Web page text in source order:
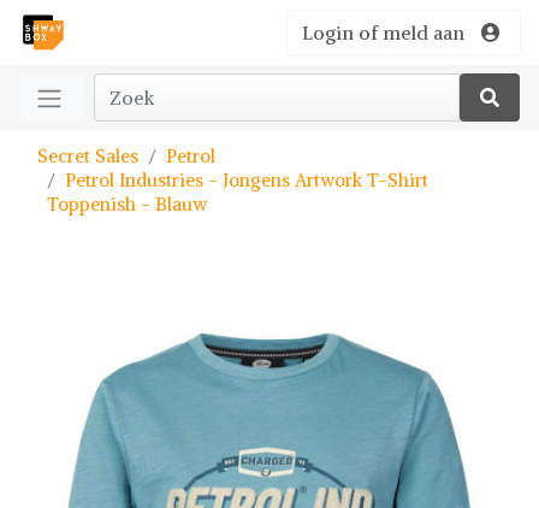
Login of meld aan
Secret Sales
Petrol
Petrol Industries - Jongens Artwork T-Shirt
Toppenish - Blauw